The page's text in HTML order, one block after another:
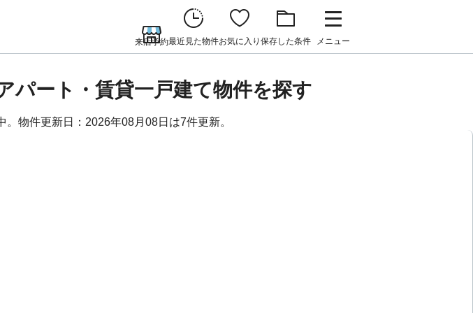
来店予約最近見た物件お気に入り 保存した条件 メニュー
パート・賃貸一戸建て物件を探す
物件更新日：2026年08月08日は7件更新。